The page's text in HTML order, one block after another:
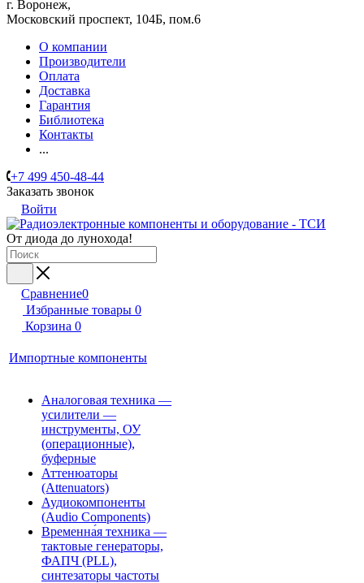
г. Воронеж,
​Московский проспект, 104Б, пом.6
О компании
Производители
Оплата
Доставка
Гарантия
Библиотека
Контакты
...
+7 499 450-48-44
Заказать звонок
Войти
От диода до лунохода!
Сравнение0
Избранные товары 0
Корзина 0
Импортные компоненты
Аналоговая техника —
усилители —
инструменты, ОУ
(операционные),
буферные
Аттенюаторы
(Attenuators)
Аудиокомпоненты
(Audio Components)
Временна́я техника —
тактовые генераторы,
ФАПЧ (PLL),
синтезаторы частоты